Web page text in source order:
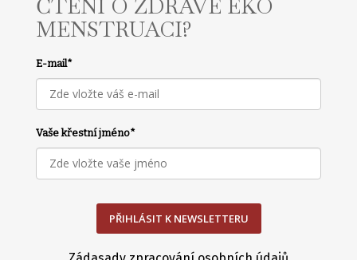
ČTENÍ O ZDRAVÉ EKO
MENSTRUACI?
E-mail*
Vaše křestní jméno*
PŘIHLÁSIT K NEWSLETTERU